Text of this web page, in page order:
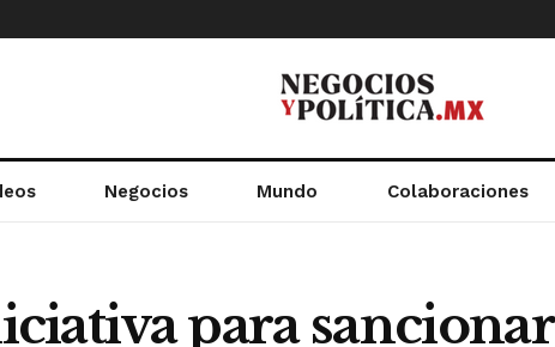
Negocios Mundo Colaboraciones
para sancionar